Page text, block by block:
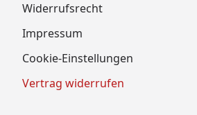
Widerrufsrecht
Impressum
Cookie-Einstellungen
Vertrag widerrufen